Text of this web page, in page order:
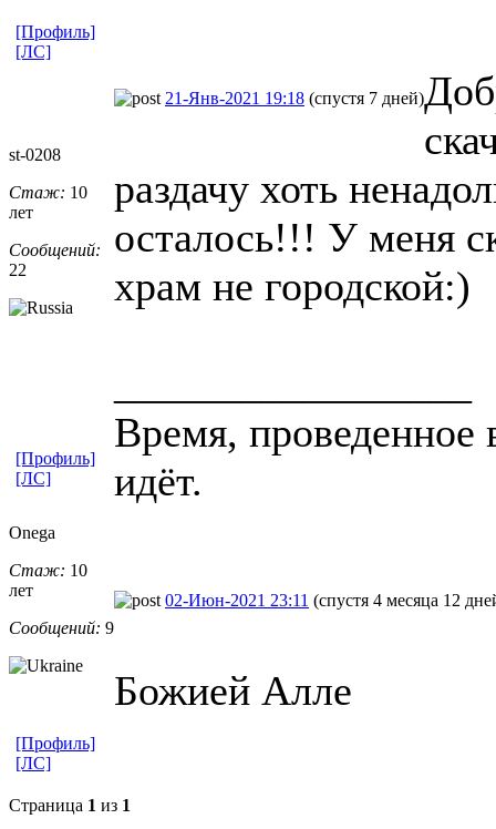
[Профиль]
[ЛС]
st-0208
Стаж: 10
лет
Сообщений:
22
21-Янв-2021 19:18 (спустя 7 дней)
раздачу хоть
осталось!!! У меня
храм не городской:)
Время, проведенное
идёт.
[Профиль]
[ЛС]
Onega
Стаж: 10
лет
Сообщений: 9
02-Июн-2021 23:11 (спустя 4 месяца 12
Божией Алле
[Профиль]
[ЛС]
Страница 1 из 1